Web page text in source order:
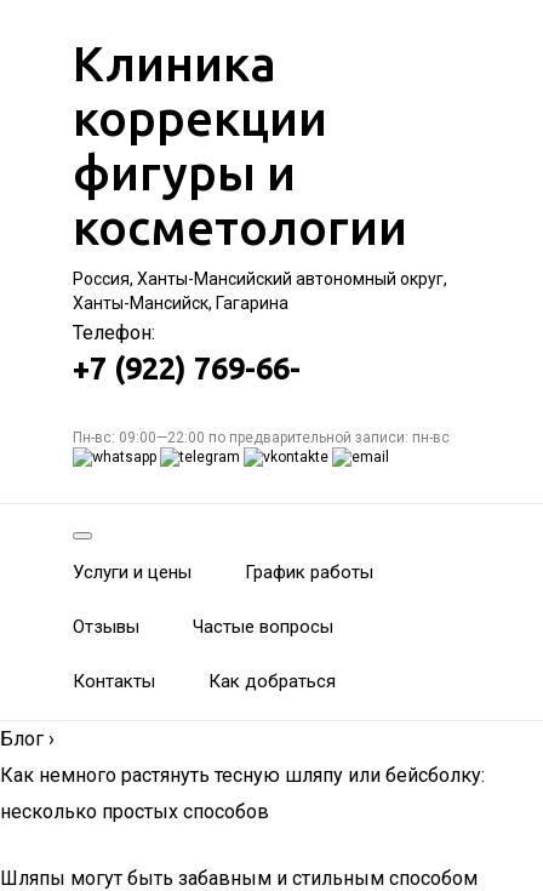
Клиника
коррекции
фигуры и
косметологии
Россия, Ханты-Мансийский автономный округ,
Ханты-Мансийск, Гагарина
Телефон:
+7 (922) 769-66-
Пн-вс: 09:00—22:00 по предварительной записи: пн-вс
Услуги и цены График работы
Отзывы Частые вопросы
Контакты Как добраться
Блог ›
Как немного растянуть тесную шляпу или бейсболку:
несколько простых способов
Шляпы могут быть забавным и стильным способом